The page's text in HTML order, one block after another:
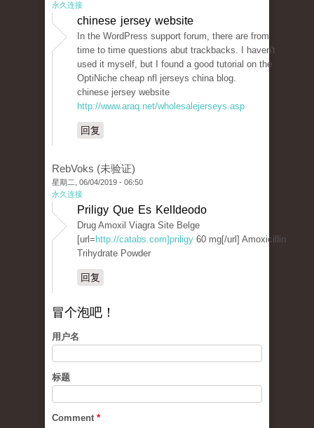
永久连接
chinese jersey website
In the WordPress support forum, there are from
time to time questions abut trackbacks. I haven't
used it myself, but I found a good tutorial on the
OptiNiche cheap nfl jerseys china blog.
chinese jersey website
http://www.araq.net/wholesalejerseys.asp
回复
RebVoks (未验证)
星期二, 06/04/2019 - 06:50
永久连接
Priligy Que Es KelIdeodo
Drug Amoxil Viagra Site Belge
[url= http://catabs.com]priligy 60 mg[/url] Amoxicillin
Trihydrate Powder
回复
冒个泡吧！
用户名
标题
Comment *